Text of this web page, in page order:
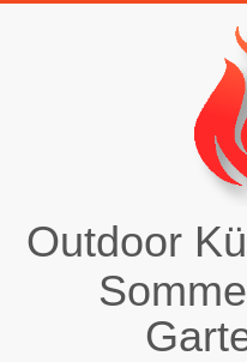
Outdoor